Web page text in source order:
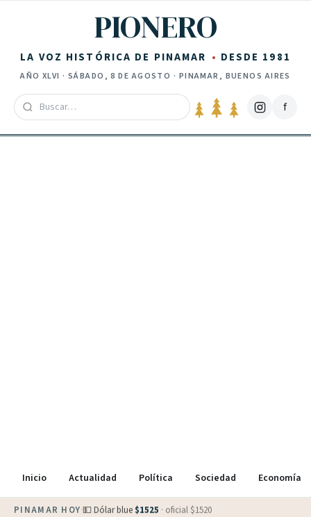
PIONERO
LA VOZ HISTÓRICA DE PINAMAR DESDE 1981
AÑO XLVI · SÁBADO, 8 DE AGOSTO · PINAMAR, BUENOS AIRES
f
Inicio Actualidad Política Sociedad Economía
PINAMAR HOY·💵 Dólar blue $1525 · oficial $1520